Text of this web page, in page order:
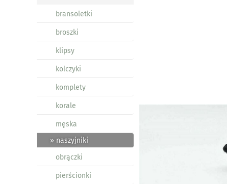
bransoletki
broszki
klipsy
kolczyki
komplety
korale
męska
» naszyjniki
obrączki
pierścionki